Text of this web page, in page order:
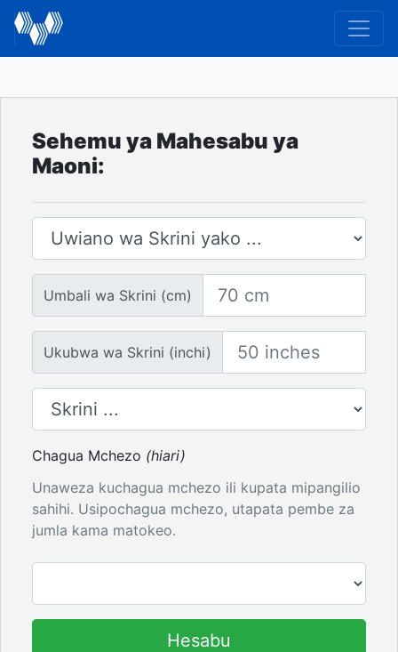
Sehemu ya Mahesabu ya
Maoni:
Uwiano wa Skrini
Umbali wa Skrini (cm)
Ukubwa wa Skrini (inchi)
Idadi ya Skrini
Chagua Mchezo (hiari)
Unaweza kuchagua mchezo ili kupata mipangilio
sahihi. Usipochagua mchezo, utapata pembe za
jumla kama matokeo.
Hesabu